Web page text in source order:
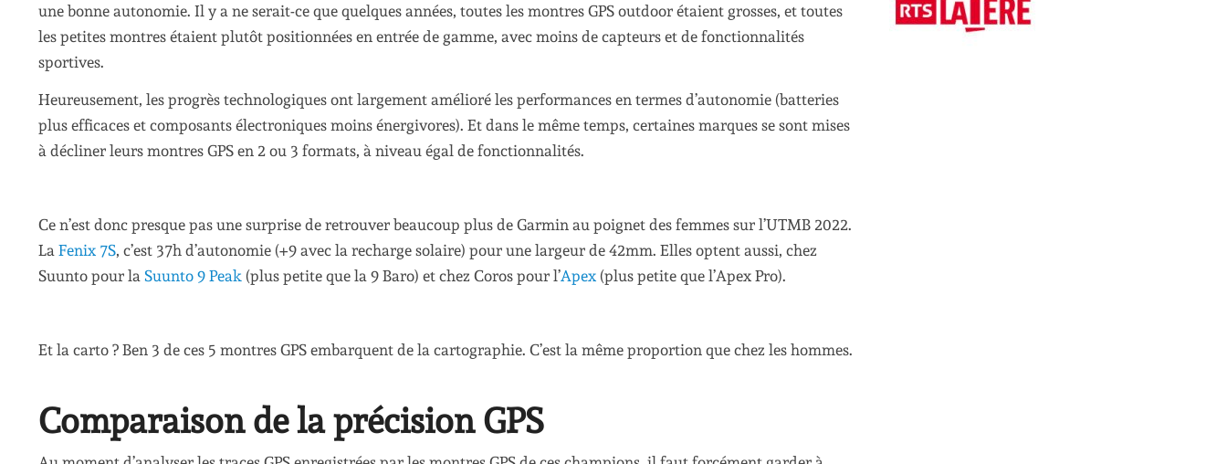
une bonne autonomie. Il y a ne serait-ce que quelques années, toutes les montres GPS outdoor étaient grosses, et toutes
les petites montres étaient plutôt positionnées en entrée de gamme, avec moins de capteurs et de fonctionnalités
sportives.
Heureusement, les progrès technologiques ont largement amélioré les performances en termes d’autonomie (batteries
plus efficaces et composants électroniques moins énergivores). Et dans le même temps, certaines marques se sont mises
à décliner leurs montres GPS en 2 ou 3 formats, à niveau égal de fonctionnalités.
Ce n’est donc presque pas une surprise de retrouver beaucoup plus de Garmin au poignet des femmes sur l’UTMB 2022.
La Fenix 7S, c’est 37h d’autonomie (+9 avec la recharge solaire) pour une largeur de 42mm. Elles optent aussi, chez
Suunto pour la Suunto 9 Peak (plus petite que la 9 Baro) et chez Coros pour l’Apex (plus petite que l’Apex Pro).
Et la carto ? Ben 3 de ces 5 montres GPS embarquent de la cartographie. C’est la même proportion que chez les hommes.
Comparaison de la précision GPS